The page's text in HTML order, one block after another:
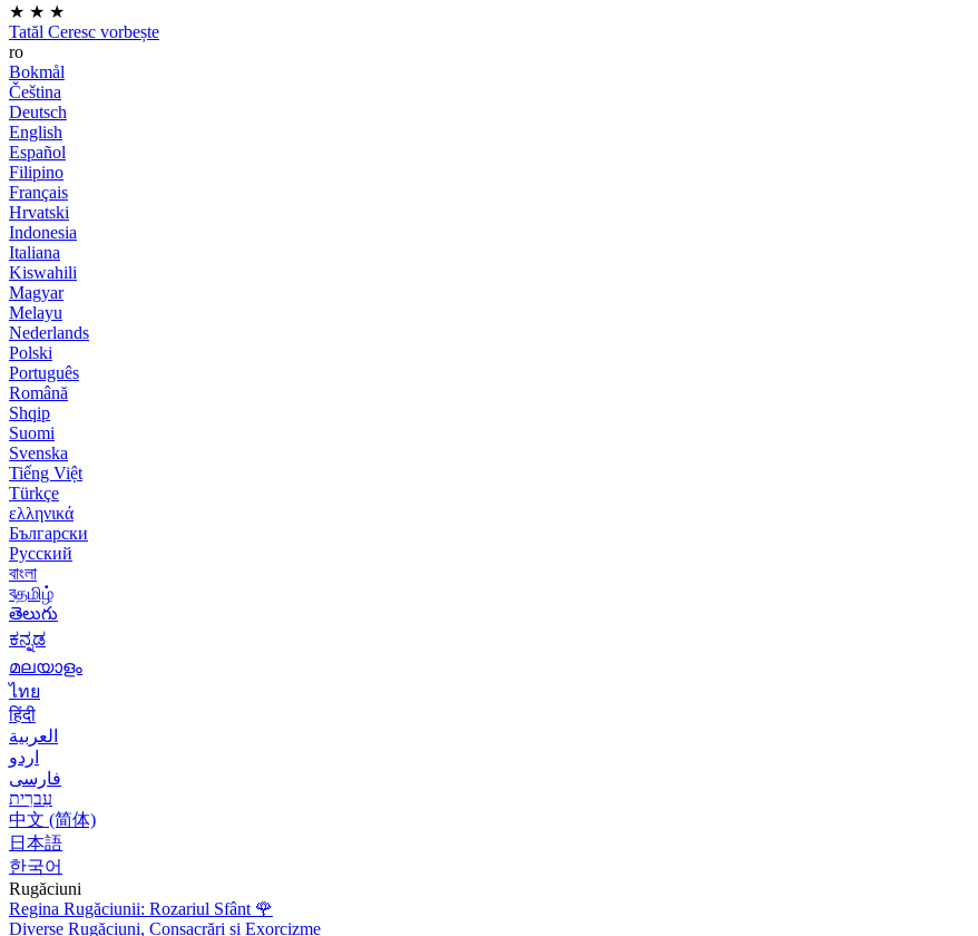
★ ★ ★
Tatăl Ceresc vorbește
ro
Bokmål
Čeština
Deutsch
English
Español
Filipino
Français
Hrvatski
Indonesia
Italiana
Kiswahili
Magyar
Melayu
Nederlands
Polski
Português
Română
Shqip
Suomi
Svenska
Tiếng Việt
Türkçe
ελληνικά
Български
Русский
বাংলা
বதமிழ்
తెలుగు
ಕನ್ನಡ
മലയാളം
ไทย
हिंदी
العربية
اردو
فارسی
עִברִית
中文 (简体)
日本語
한국어
Rugăciuni
Regina Rugăciunii: Rozariul Sfânt 🌹
Diverse Rugăciuni, Consacrări și Exorcizme